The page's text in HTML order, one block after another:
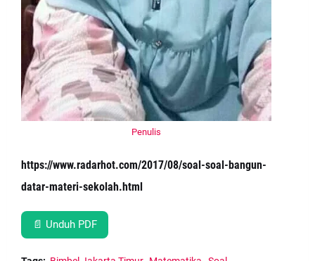
Penulis
https://www.radarhot.com/2017/08/soal-soal-bangun-
datar-materi-sekolah.html
📄 Unduh PDF